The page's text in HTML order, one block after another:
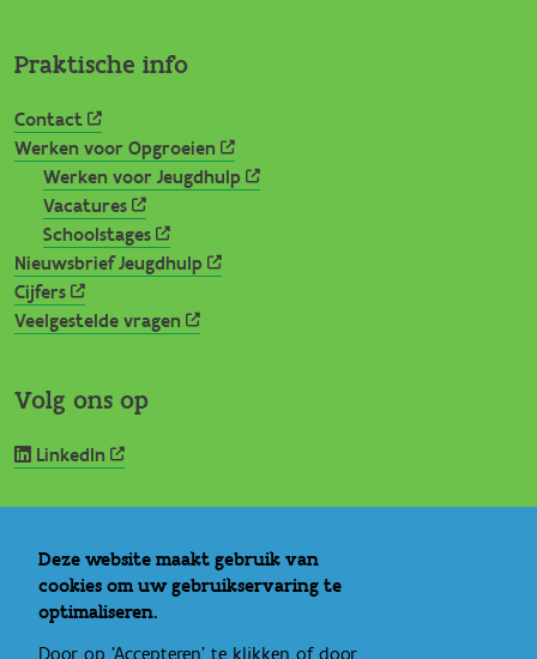
Deze website maakt gebruik van
cookies om uw gebruikservaring te
optimaliseren.
Door op 'Accepteren' te klikken of door
Praktische info
Contact
Werken voor Opgroeien
Werken voor Jeugdhulp
Vacatures
Schoolstages
Nieuwsbrief Jeugdhulp
Cijfers
Veelgestelde vragen
Volg ons op
LinkedIn
Nuttige links
Vlaams Loket Jeugdhulp
IROJ